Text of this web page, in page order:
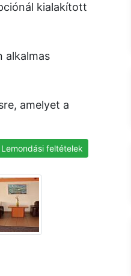
kialakított
alkalmas
amelyet a
Lemondási feltételek